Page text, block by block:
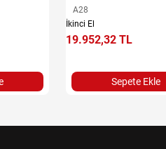
A28
İkinci El
19.952,32 TL
Sepete Ekle